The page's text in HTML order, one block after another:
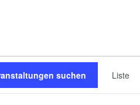
suchen Liste